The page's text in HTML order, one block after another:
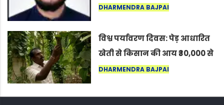
शहर का मान
DHARMENDRA BAJPAI
विश्व पर्यावरण दिवस: पेड़ आधारित
खेती से किसान की आय ₹30,000 से
बढ़कर ₹3 लाख प्रति एकड़ हुई
DHARMENDRA BAJPAI